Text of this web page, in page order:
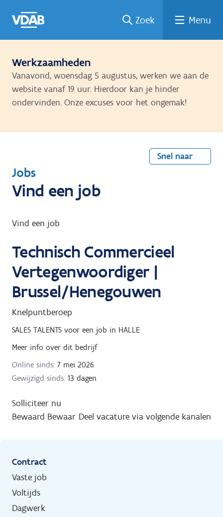
naar
d
een
een
job
mij?
naar
Zoek Menu
Werkzaamheden
Vanavond, woensdag 5 augustus, werken we aan de
website vanaf 19 uur. Hierdoor kan je hinder
ondervinden. Onze excuses voor het ongemak!
Snel naar
T
e
u
n
a
a
r
Jobs
Vind een job
Vind een job
Technisch Commercieel
Vertegenwoordiger |
Brussel/Henegouwen
Knelpuntberoep
SALES TALENTS voor een job in HALLE
Meer info over dit bedrijf
Online sinds: 7 mei 2026
Gewijzigd sinds: 13 dagen
Solliciteer nu
Bewaard Bewaar Deel vacature via volgende kanalen
Contract
Vaste job
Voltijds
Dagwerk